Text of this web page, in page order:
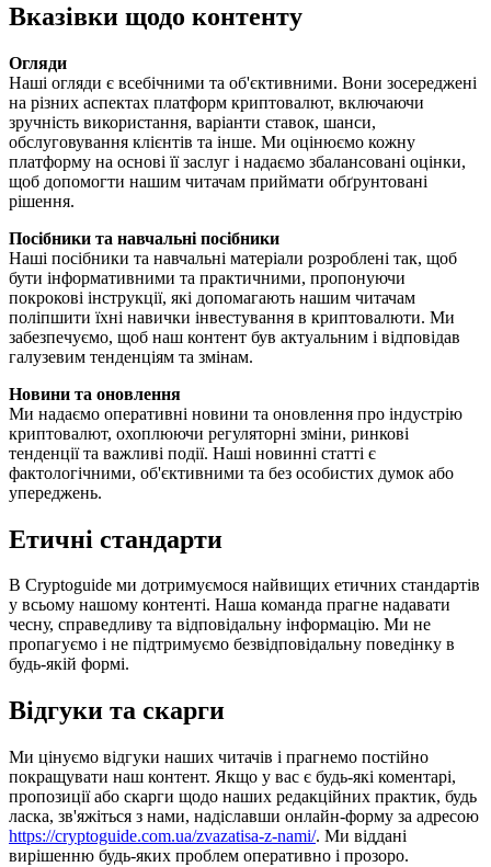
Вказівки щодо контенту
Огляди
Наші огляди є всебічними та об'єктивними. Вони зосереджені
на різних аспектах платформ криптовалют, включаючи
зручність використання, варіанти ставок, шанси,
обслуговування клієнтів та інше. Ми оцінюємо кожну
платформу на основі її заслуг і надаємо збалансовані оцінки,
щоб допомогти нашим читачам приймати обґрунтовані
рішення.
Посібники та навчальні посібники
Наші посібники та навчальні матеріали розроблені так, щоб
бути інформативними та практичними, пропонуючи
покрокові інструкції, які допомагають нашим читачам
поліпшити їхні навички інвестування в криптовалюти. Ми
забезпечуємо, щоб наш контент був актуальним і відповідав
галузевим тенденціям та змінам.
Новини та оновлення
Ми надаємо оперативні новини та оновлення про індустрію
криптовалют, охоплюючи регуляторні зміни, ринкові
тенденції та важливі події. Наші новинні статті є
фактологічними, об'єктивними та без особистих думок або
упереджень.
Етичні стандарти
В Cryptoguide ми дотримуємося найвищих етичних стандартів
у всьому нашому контенті. Наша команда прагне надавати
чесну, справедливу та відповідальну інформацію. Ми не
пропагуємо і не підтримуємо безвідповідальну поведінку в
будь-якій формі.
Відгуки та скарги
Ми цінуємо відгуки наших читачів і прагнемо постійно
покращувати наш контент. Якщо у вас є будь-які коментарі,
пропозиції або скарги щодо наших редакційних практик, будь
ласка, зв'яжіться з нами, надіславши онлайн-форму за адресою
https://cryptoguide.com.ua/zvazatisa-z-nami/. Ми віддані
вирішенню будь-яких проблем оперативно і прозоро.